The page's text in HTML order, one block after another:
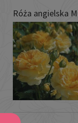
Róża angielska